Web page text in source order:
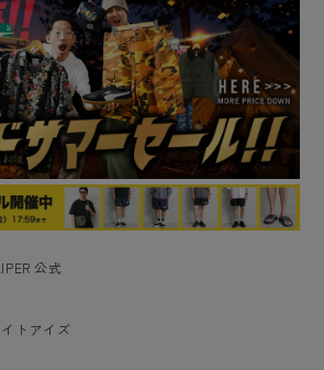
公式
トアイズ